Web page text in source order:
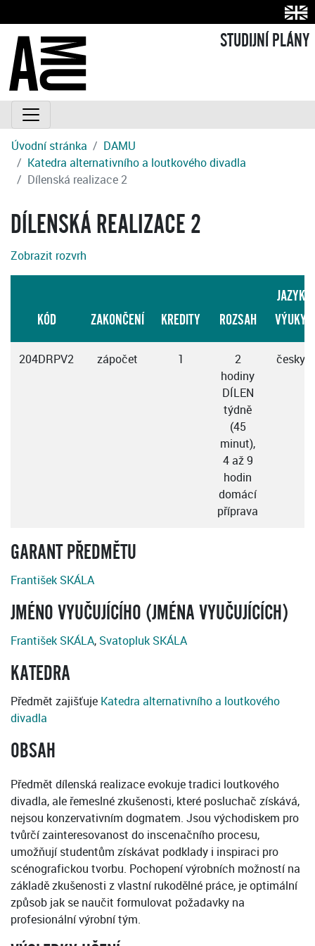
STUDIJNÍ PLÁNY
Úvodní stránka
DAMU
Katedra alternativního a loutkového divadla
Dílenská realizace 2
DÍLENSKÁ REALIZACE 2
Zobrazit rozvrh
KÓD ZAKONČENÍ KREDITY ROZSAH
JAZYK
VÝUKY
204DRPV2 zápočet 1
2
hodiny
DÍLEN
týdně
(45
minut),
4 až 9
hodin
domácí
příprava
česky
GARANT PŘEDMĚTU
František SKÁLA
JMÉNO VYUČUJÍCÍHO (JMÉNA VYUČUJÍCÍCH)
František SKÁLA, Svatopluk SKÁLA
KATEDRA
Předmět zajišťuje Katedra alternativního a loutkového
divadla
OBSAH
Předmět dílenská realizace evokuje tradici loutkového
divadla, ale řemeslné zkušenosti, které posluchač získává,
nejsou konzervativním dogmatem. Jsou východiskem pro
tvůrčí zainteresovanost do inscenačního procesu,
umožňují studentům získávat podklady i inspiraci pro
scénografickou tvorbu. Pochopení výrobních možností na
základě zkušenosti z vlastní rukodělné práce, je optimální
způsob jak se naučit formulovat požadavky na
profesionální výrobní tým.